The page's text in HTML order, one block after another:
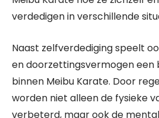
verdedigen in verschillende
Naast zelfverdediging speelt
en doorzettingsvermogen een
binnen Meibu Karate. Door
worden niet alleen de fysieke
verbeterd, maar ook de